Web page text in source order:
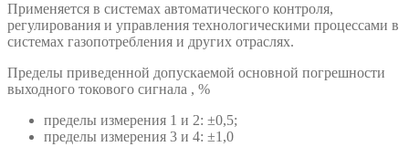
Применяется в системах автоматического контроля,
регулирования и управления технологическими процессами в
системах газопотребления и других отраслях.
Пределы приведенной допускаемой основной погрешности
выходного токового сигнала , %
пределы измерения 1 и 2: ±0,5;
пределы измерения 3 и 4: ±1,0